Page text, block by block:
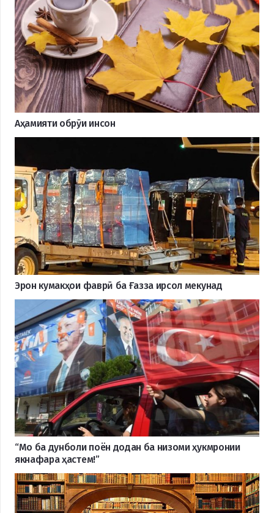
Аҳамияти обрӯи инсон
Эрон кумакҳои фаврӣ ба Ғазза ирсол мекунад
“Мо ба дунболи поён додан ба низоми ҳукмронии
якнафара ҳастем!”